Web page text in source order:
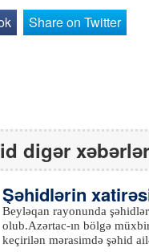
Share on Twitter
digər xəbərlər
Şəhidlərin
şı olub
Beyləqan rayonunda
olub.Azərtac-ın bölgə
keçirilən mərasimdə şəhid